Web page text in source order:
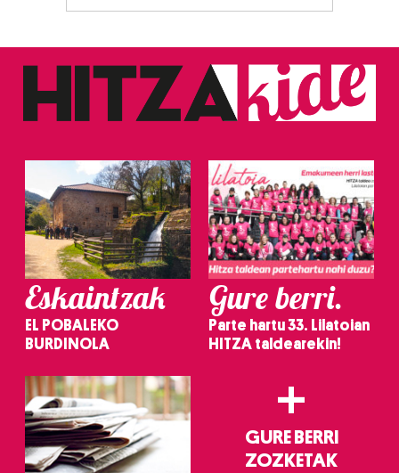
Eskaintzak
EL POBALEKO
BURDINOLA
Gure berri.
Parte hartu 33. Lilatoian
HITZA taldearekin!
+
GURE BERRI
ZOZKETAK